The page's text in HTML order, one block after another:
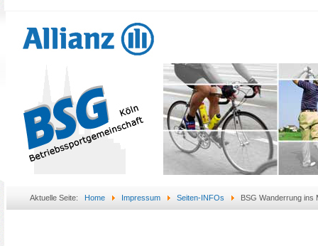
Aktuelle Seite:Home Impressum Seiten-INFOs BSG Wanderrung ins